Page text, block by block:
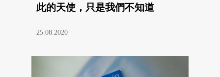
此的天使，只是我們不知道
25.08.2020